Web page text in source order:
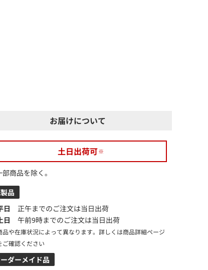
お届けについて
土日出荷可
商品を除く。
品
日 正午までのご注文は当日出荷
日 午前9時までのご注文は当日出荷
品や在庫状況によって異なります。詳しくは商品詳細ページ
ご確認ください
ダーメイド品